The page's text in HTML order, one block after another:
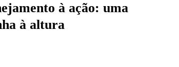
à ação: uma
à altura